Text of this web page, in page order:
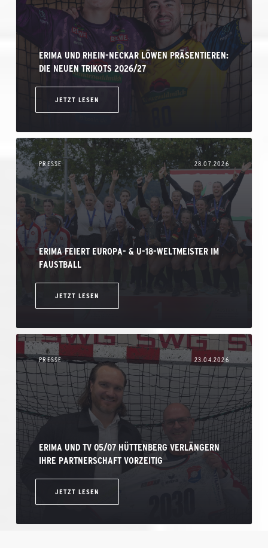
ERIMA UND RHEIN-NECKAR LÖWEN PRÄSENTIEREN:
DIE NEUEN TRIKOTS 2026/27
JETZT LESEN
PRESSE 28.07.2026
ERIMA FEIERT EUROPA- & U-18-WELTMEISTER IM
FAUSTBALL
JETZT LESEN
PRESSE 23.04.2026
ERIMA UND TV 05/07 HÜTTENBERG VERLÄNGERN
IHRE PARTNERSCHAFT VORZEITIG
JETZT LESEN